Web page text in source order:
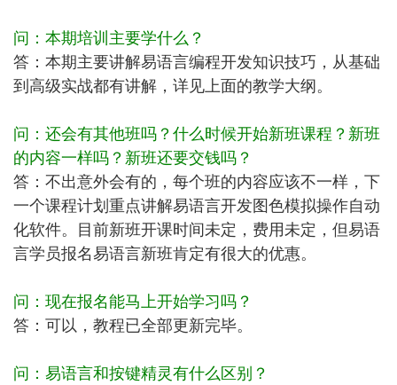
问：本期培训主要学什么？
答：本期主要讲解易语言编程开发知识技巧，从基础
到高级实战都有讲解，详见上面的教学大纲。
问：还会有其他班吗？什么时候开始新班课程？新班
的内容一样吗？新班还要交钱吗？
答：不出意外会有的，每个班的内容应该不一样，下
一个课程计划重点讲解易语言开发图色模拟操作自动
化软件。目前新班开课时间未定，费用未定，但易语
言学员报名易语言新班肯定有很大的优惠。
问：现在报名能马上开始学习吗？
答：可以，教程已全部更新完毕。
问：易语言和按键精灵有什么区别？